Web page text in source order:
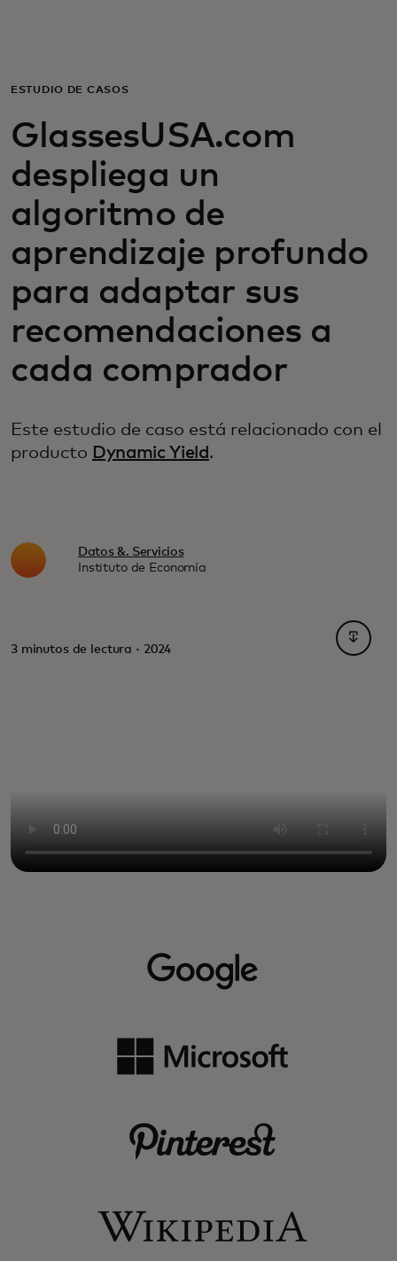
Para empresas
Para el mundo
Para innovadores
Noticias y tendencias
ESTUDIO DE CASOS
GlassesUSA.com
despliega un
algoritmo de
aprendizaje profundo
para adaptar sus
recomendaciones a
cada comprador
Este estudio de caso está relacionado con el
producto Dynamic Yield .
Datos &. Servicios
Instituto de Economía
3 minutos de lectura · 2024
se